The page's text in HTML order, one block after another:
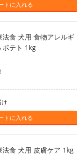
トに入れる
食 犬用 食物アレルギ
ポテト 1kg
トに入れる
食 犬用 皮膚ケア 1kg